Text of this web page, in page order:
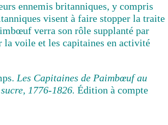
ennemis britanniques, y compris
visent à faire stopper la traite
verra son rôle supplanté par
la voile et les capitaines en activité
Les Capitaines de Paimbœuf au
1776-1826. Édition à compte